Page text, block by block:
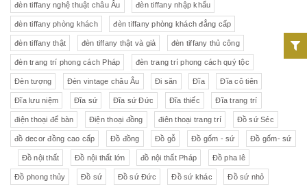
đèn tiffany nghệ thuật châu Âu đèn tiffany nhập khẩu
đèn tiffany phòng khách đèn tiffany phòng khách đẳng cấp
đèn tiffany thật đèn tiffany thật và giả đèn tiffany thủ công
đèn trang trí phong cách Pháp đèn trang trí phong cách quý tộc
Đèn tượng Đèn vintage châu Âu Đi săn Đĩa Đĩa cô tiên
Đĩa lưu niệm Đĩa sứ Đĩa sứ Đức Đĩa thiếc Đĩa trang trí
điện thoại để bàn Điện thoại đồng điên thoại trang trí Đồ sứ Séc
đồ decor đồng cao cấp Đồ đồng Đồ gỗ Đồ gốm - sứ Đồ gốm- sứ
Đồ nội thất Đồ nội thất lớn đồ nội thất Pháp Đồ pha lê
Đồ phong thủy Đồ sứ Đồ sứ Đức Đồ sứ khác Đồ sứ nhỏ